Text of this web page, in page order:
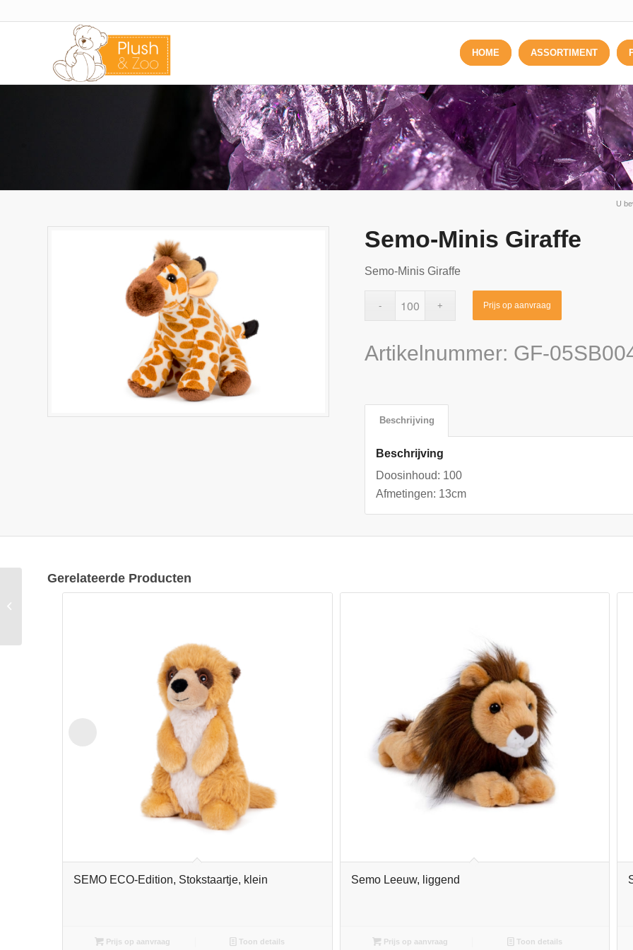
HOME ASSORTIMENT
U
Semo-Minis Giraffe
Semo-Minis Giraffe
Prijs op aanvraag
Artikelnummer: GF-
Beschrijving
Beschrijving
Doosinhoud: 100
Afmetingen: 13cm
Gerelateerde Producten
SEMO ECO-Edition, Stokstaartje, klein
Prijs op aanvraag Toon details
Semo Leeuw, liggend
Prijs op aanvraag Toon details